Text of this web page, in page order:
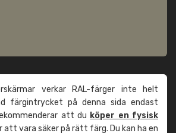
verkar RAL-färger inte helt
färgintrycket på denna sida endast
att du köper en fysisk
att vara säker på rätt färg. Du kan ha en